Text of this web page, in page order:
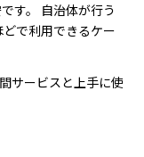
す。 自治体が行う
で利用できるケー
サービスと上手に使